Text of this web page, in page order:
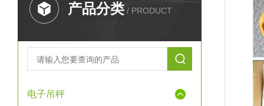
产品分类 / PRODUCT
电子吊秤